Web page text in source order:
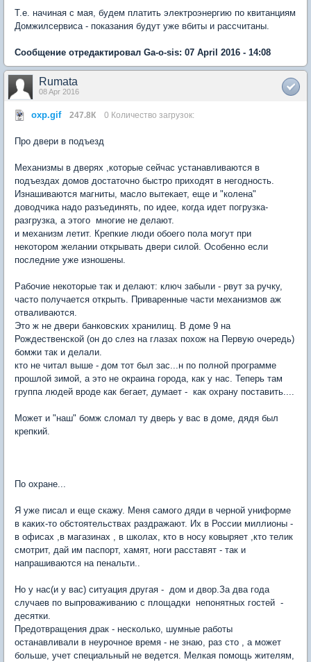
Т.е. начиная с мая, будем платить электроэнергию по квитанциям
Домжилсервиса - показания будут уже вбиты и рассчитаны.
Сообщение отредактировал Ga-o-sis: 07 April 2016 - 14:08
Rumata
08 Apr 2016
охр.gif 247.8К 0 Количество загрузок:
Про двери в подъезд
Механизмы в дверях ,которые сейчас устанавливаются в
подъездах домов достаточно быстро приходят в негодность.
Изнашиваются магниты, масло вытекает, еще и "колена"
доводчика надо разъединять, по идее, когда идет погрузка-
разгрузка, а этого многие не делают.
и механизм летит. Крепкие люди обоего пола могут при
некотором желании открывать двери силой. Особенно если
последние уже изношены.
Рабочие некоторые так и делают: ключ забыли - рвут за ручку,
часто получается открыть. Приваренные части механизмов аж
отваливаются.
Это ж не двери банковских хранилищ. В доме 9 на
Рождественской (он до слез на глазах похож на Первую очередь)
бомжи так и делали.
кто не читал выше - дом тот был зас...н по полной программе
прошлой зимой, а это не окраина города, как у нас. Теперь там
группа людей вроде как бегает, думает - как охрану поставить....
Может и "наш" бомж сломал ту дверь у вас в доме, дядя был
крепкий.
По охране...
Я уже писал и еще скажу. Меня самого дяди в черной униформе
в каких-то обстоятельствах раздражают. Их в России миллионы -
в офисах ,в магазинах , в школах, кто в носу ковыряет ,кто телик
смотрит, дай им паспорт, хамят, ноги расставят - так и
напрашиваются на пенальти..
Но у нас(и у вас) ситуация другая - дом и двор.За два года
случаев по выпроваживанию с площадки непонятных гостей -
десятки.
Предотвращения драк - несколько, шумные работы
останавливали в неурочное время - не знаю, раз сто , а может
больше, учет специальный не ведется. Мелкая помощь жителям,